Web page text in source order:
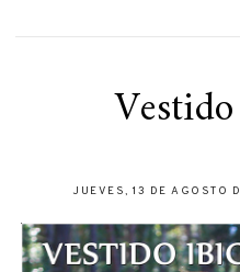
JUEVES, 13 DE AGOSTO